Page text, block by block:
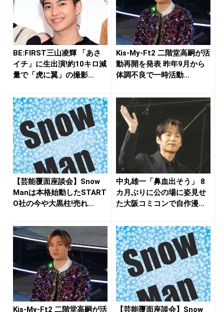
BE:FIRST三山凌輝 「あさ
イチ」に生出演!約10キロ減
量で「虎に翼」の撮影...
Kis-My-Ft2 二階堂高嗣が活
動再開を発表 昨年9月から
体調不良で一時活動...
【芸能覆面座談会】Snow
Manは本格始動したSTART
O社の今や大黒柱!売れ...
中丸雄一「鼻血出そう」 8
カ月ぶりに公の場に姿見せ
た大阪コミコンで自作漫画
Kis-My-Ft2 二階堂高嗣が活 【芸能覆面座談会】Snow